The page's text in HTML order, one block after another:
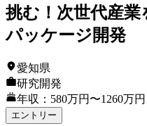
挑む！次世代産
パッケージ開発
愛知県
研究開発
年収：580万円〜1260万円
エントリー